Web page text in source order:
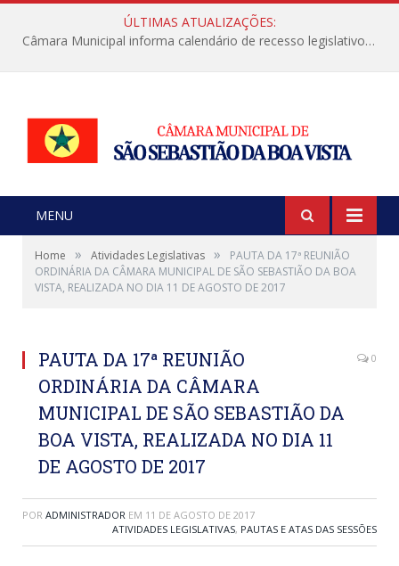
ÚLTIMAS ATUALIZAÇÕES:
Câmara Municipal informa calendário de recesso legislativo de julho
MENU
Home » Atividades Legislativas »
PAUTA DA 17ª REUNIÃO
ORDINÁRIA DA CÂMARA MUNICIPAL DE SÃO SEBASTIÃO DA BOA
VISTA, REALIZADA NO DIA 11 DE AGOSTO DE 2017
PAUTA DA 17ª REUNIÃO
ORDINÁRIA DA CÂMARA
MUNICIPAL DE SÃO SEBASTIÃO DA
BOA VISTA, REALIZADA NO DIA 11
DE AGOSTO DE 2017
0
POR ADMINISTRADOR EM 11 DE AGOSTO DE 2017
ATIVIDADES LEGISLATIVAS, PAUTAS E ATAS DAS SESSÕES